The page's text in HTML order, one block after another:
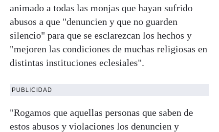
animado a todas las monjas que hayan sufrido
abusos a que "denuncien y que no guarden
silencio" para que se esclarezcan los hechos y
"mejoren las condiciones de muchas religiosas en
distintas instituciones eclesiales".
PUBLICIDAD
"Rogamos que aquellas personas que saben de
estos abusos y violaciones los denuncien y